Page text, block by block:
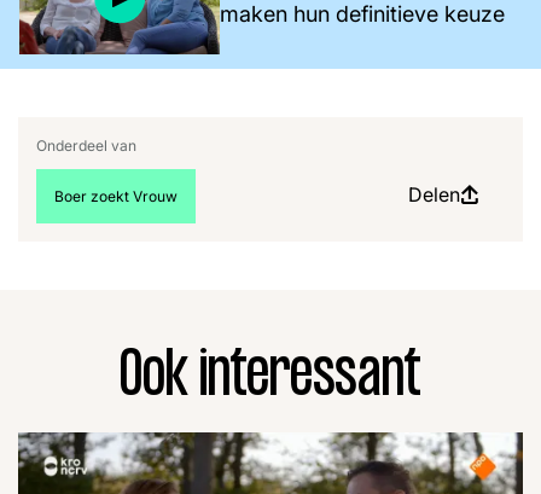
maken hun definitieve keuze
Onderdeel van
Bekijk meer artikelen over:
Boer zoekt Vrouw Delen
Ook interessant